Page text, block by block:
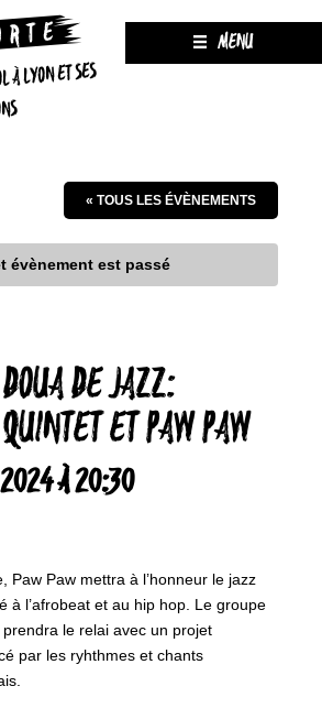
À LYON ET SES
MENU
« TOUS LES ÉVÈNEMENTS
évènement est passé
DE JAZZ:
ET PAW PAW
2024 À 20:30
Paw Paw mettra à l’honneur le jazz
à l’afrobeat et au hip hop. Le groupe
le relai avec un projet
par les ryhthmes et chants